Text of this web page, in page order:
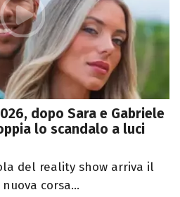
dopo Sara e Gabriele
lo scandalo a luci
del reality show arriva il
corsa...